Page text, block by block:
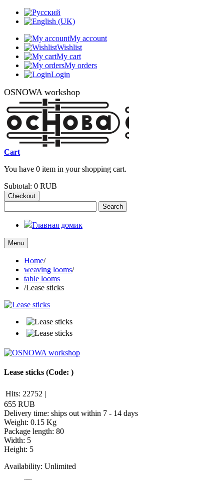
My account
Wishlist
My cart
My orders
Login
OSNOWA workshop
Cart
You have 0 item in your shopping cart.
Subtotal: 0 RUB
Checkout
Главная домик
Menu
Home/
weaving looms/
table looms
/Lease sticks
Lease sticks (Code: )
Hits: 22752 |
655 RUB
Delivery time: ships out within 7 - 14 days
Weight: 0.15 Kg
Package length: 80
Width: 5
Height: 5
Availability: Unlimited